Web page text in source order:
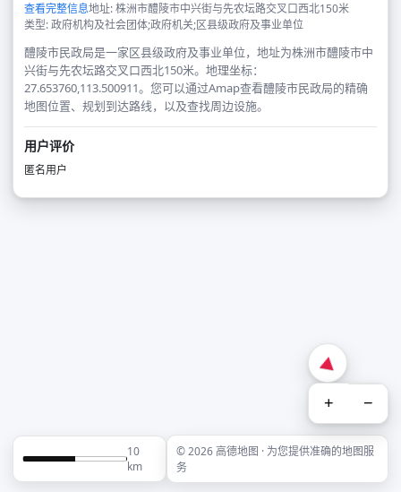
查看完整信息地址: 株洲市醴陵市中兴街与先农坛路交叉口西北150米
类型: 政府机构及社会团体;政府机关;区县级政府及事业单位
醴陵市民政局是一家区县级政府及事业单位，地址为株洲市醴陵市中
兴街与先农坛路交叉口西北150米。地理坐标：
27.653760,113.500911。您可以通过Amap查看醴陵市民政局的精确
地图位置、规划到达路线，以及查找周边设施。
用户评价
匿名用户
+ −
10
km
© 2026 高德地图 · 为您提供准确的地图服
务